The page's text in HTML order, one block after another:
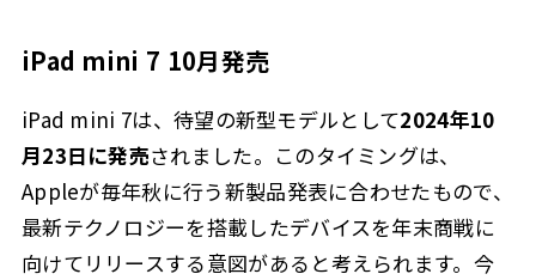
iPad mini 7 10月発売
iPad mini 7は、待望の新型モデルとして2024年10
月23日に発売されました。このタイミングは、
Appleが毎年秋に行う新製品発表に合わせたもので、
最新テクノロジーを搭載したデバイスを年末商戦に
向けてリリースする意図があると考えられます。今